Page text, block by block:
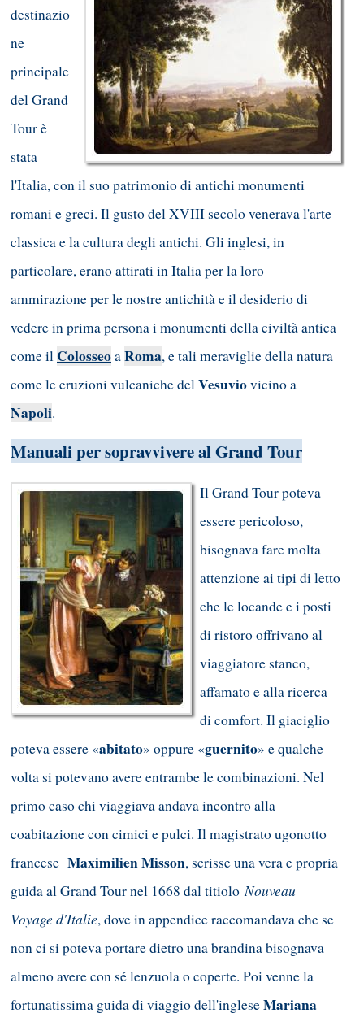
destinazio
ne
principale
del Grand
Tour è
stata
l'Italia, con il suo patrimonio di antichi monumenti
romani e greci. Il gusto del XVIII secolo venerava l'arte
classica e la cultura degli antichi. Gli inglesi, in
particolare, erano attirati in Italia per la loro
ammirazione per le nostre antichità e il desiderio di
vedere in prima persona i monumenti della civiltà antica
come il ColosseoaRoma, e tali meraviglie della natura
come le eruzioni vulcaniche del Vesuviovicino a
Napoli.
Manuali per sopravvivere al Grand Tour
Il Grand Tour poteva
essere pericoloso,
bisognava fare molta
attenzione ai tipi di letto
che le locande e i posti
di ristoro offrivano al
viaggiatore stanco,
affamato e alla ricerca
di comfort. Il giaciglio
poteva essere «abitato» oppure «guernito» e qualche
volta si potevano avere entrambe le combinazioni. Nel
primo caso chi viaggiava andava incontro alla
coabitazione con cimici e pulci. Il magistrato ugonotto
francese Maximilien Misson, scrisse una vera e propria
guida al Grand Tour nel 1668 dal titioloNouveau
Voyage d'Italie, dove in appendice raccomandava che se
non ci si poteva portare dietro una brandina bisognava
almeno avere con sé lenzuola o coperte. Poi venne la
fortunatissima guida di viaggio dell'ingleseMariana